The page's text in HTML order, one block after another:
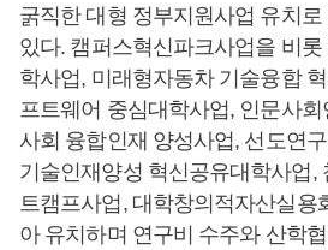
굵직한 대형 정부지원사업 유치
있다. 캠퍼스혁신파크사업을 비
학사업, 미래형자동차 기술융합
프트웨어 중심대학사업, 인문사
사회 융합인재 양성사업, 선도연
기술인재양성 혁신공유대학사업,
트캠프사업, 대학창의적자산실용
아 유치하며 연구비 수주와 산학